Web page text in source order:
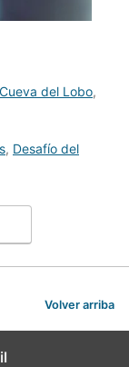
del Lobo,
, Desafío del
Volver arriba